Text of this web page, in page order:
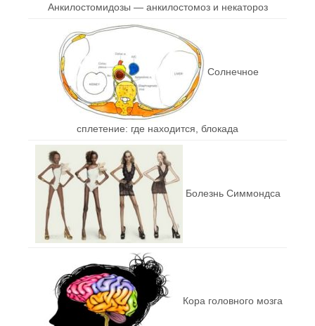
Анкилостомидозы — анкилостомоз и некатороз
Солнечное
сплетение: где находится, блокада
Болезнь Симмондса
Кора головного мозга